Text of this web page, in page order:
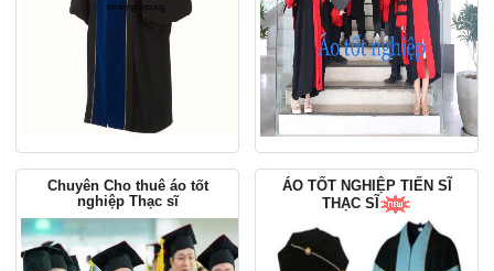
Chuyên Cho thuê áo tốt
nghiệp Thạc sĩ
ÁO TỐT NGHIỆP TIẾN SĨ
THẠC SĨ